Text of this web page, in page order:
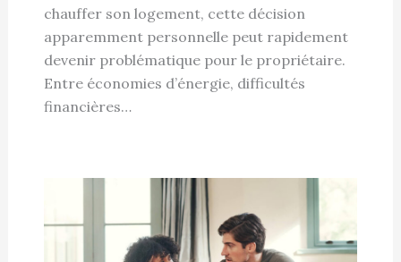
chauffer son logement, cette décision
apparemment personnelle peut rapidement
devenir problématique pour le propriétaire.
Entre économies d’énergie, difficultés
financières…